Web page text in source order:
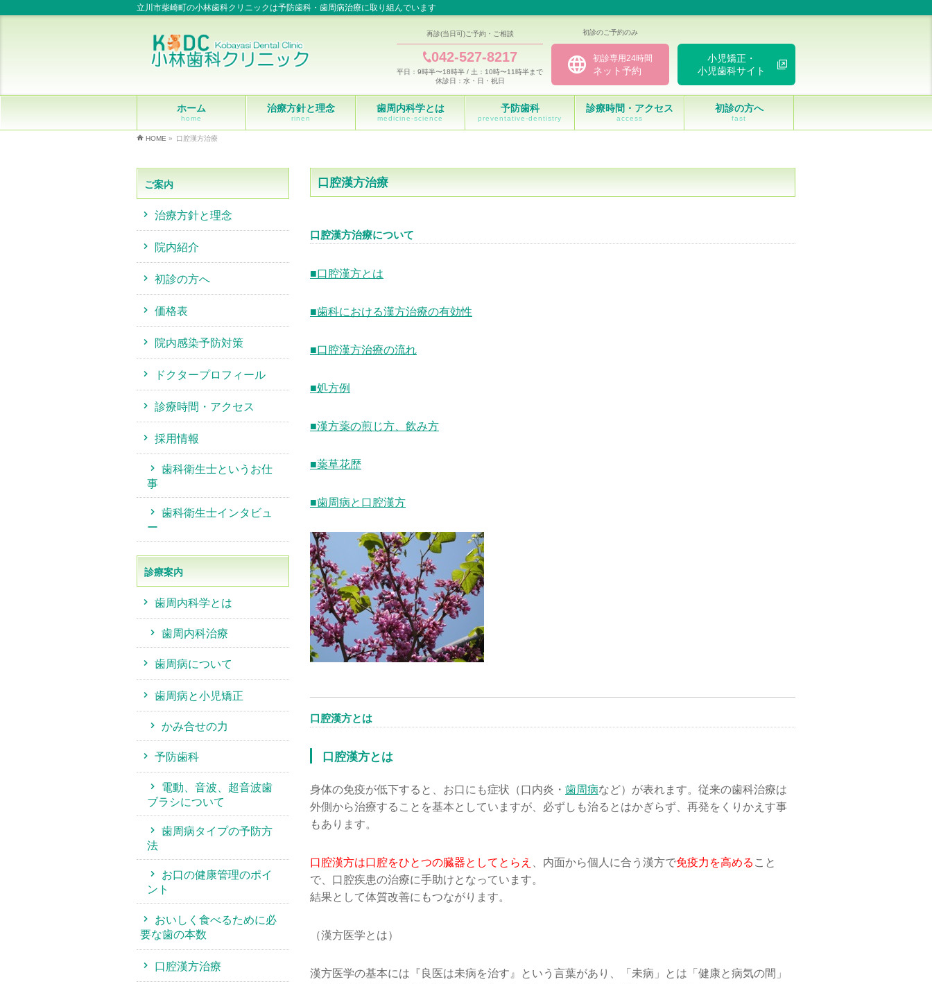
立川市柴崎町の小林歯科クリニックは予防歯科・歯周病治療に取り組んでいます
再診(当日可)ご予約・ご相談
042-527-8217
平日：9時半〜18時半 / 土：10時〜11時半まで
休診日：水・日・祝日
初診のご予約のみ
初診専用24時間
ネット予約
小児矯正・
小児歯科サイト
ホーム
home
治療方針と理念
rinen
歯周内科学とは
medicine-science
予防歯科
preventative-dentistry
診療時間・アクセス
access
初診の方へ
fast
HOME » 口腔漢方治療
口腔漢方治療
口腔漢方治療について
■口腔漢方とは
■歯科における漢方治療の有効性
■口腔漢方治療の流れ
■処方例
■漢方薬の煎じ方、飲み方
■薬草花歴
■歯周病と口腔漢方
口腔漢方とは
口腔漢方とは
身体の免疫が低下すると、お口にも症状（口内炎・ 歯周病など）が表れます。従来の歯科治療は
外側から治療することを基本としていますが、必ずしも治るとはかぎらず、再発をくりかえす事
もあります。
口腔漢方は口腔をひとつの臓器としてとらえ 、内面から個人に合う漢方で免疫力を高める こと
で、口腔疾患の治療に手助けとなっています。
結果として体質改善にもつながります。
（漢方医学とは）
漢方医学の基本には『良医は未病を治す』という言葉があり、「未病」とは「健康と病気の間」
ご案内
治療方針と理念
院内紹介
初診の方へ
価格表
院内感染予防対策
ドクタープロフィール
診療時間・アクセス
採用情報
歯科衛生士というお仕
事
歯科衛生士インタビュ
ー
診療案内
歯周内科学とは
歯周内科治療
歯周病について
歯周病と小児矯正
かみ合せの力
予防歯科
電動、音波、超音波歯
ブラシについて
歯周病タイプの予防方
法
お口の健康管理のポイ
ント
おいしく食べるために必
要な歯の本数
口腔漢方治療